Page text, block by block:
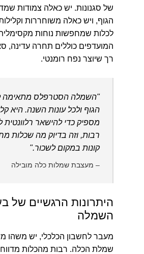
של סגנונות. יש כאלה צמודות
הגוף, ויש כאלה משוחררות
לכלות שמחפשות נוחות
המועדפים כוללים תחרה עדינה,
רך שיוצר נפח רומנטי.
"השמלה הסטרפלס מתאימה
הגוף ולכל עונות השנה. היא
מספיק כדי להישאר רלוונטית
רבות, וזה בדיוק מה שכלות
קונות במקום לשכור."
– מעצבת שמלות כלה מובילה
היתרונות הרגשיים של
השמלה
מעבר לחשבון הכלכלי, יש משהו
שמלת הכלה. רבות מהכלות